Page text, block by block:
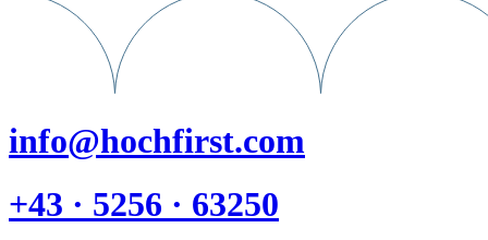
info@hochfirst.com
+43 · 5256 · 63250